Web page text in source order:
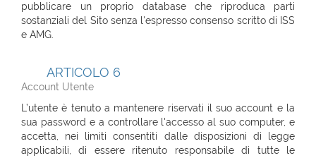
pubblicare un proprio database che riproduca parti
sostanziali del Sito senza l'espresso consenso scritto di ISS
e AMG.
ARTICOLO 6
Account Utente
L’utente è tenuto a mantenere riservati il suo account e la
sua password e a controllare l'accesso al suo computer, e
accetta, nei limiti consentiti dalle disposizioni di legge
applicabili, di essere ritenuto responsabile di tutte le